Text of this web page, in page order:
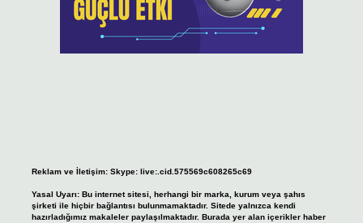
Reklam ve İletişim: Skype: live:.cid.575569c608265c69
Yasal Uyarı: Bu internet sitesi, herhangi bir marka, kurum veya şahıs
şirketi ile hiçbir bağlantısı bulunmamaktadır. Sitede yalnızca kendi
hazırladığımız makaleler paylaşılmaktadır. Burada yer alan içerikler haber